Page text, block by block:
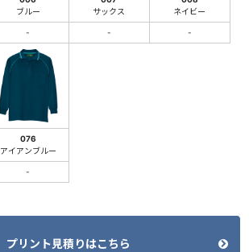
ブルー
-
サックス
-
ネイビー
-
076
アイアンブルー
-
プリント見積りはこちら